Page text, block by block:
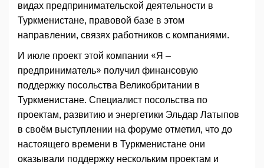
видах предпринимательской деятельности в
Туркменистане, правовой базе в этом
направлении, связях работников с компаниями.
И июле проект этой компании «Я –
предприниматель» получил финансовую
поддержку посольства Великобритании в
Туркменистане. Специалист посольства по
проектам, развитию и энергетики Эльдар Латыпов
в своём выступлении на форуме отметил, что до
настоящего времени в Туркменистане они
оказывали поддержку нескольким проектам и